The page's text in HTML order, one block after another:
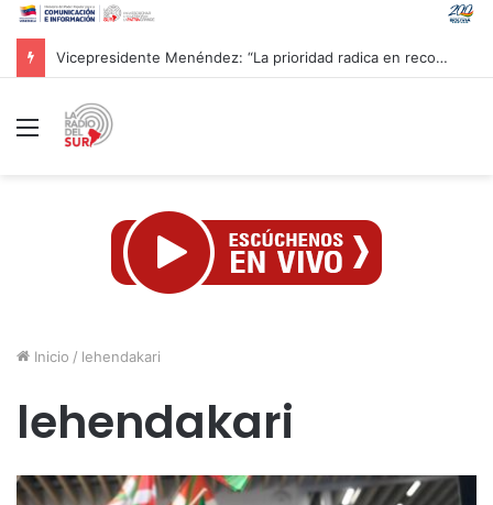
CAC 2026: Venezolano Ricardo Montes de Oca conquista Oro en salto con pértiga
Menú
Inicio / lehendakari
lehendakari